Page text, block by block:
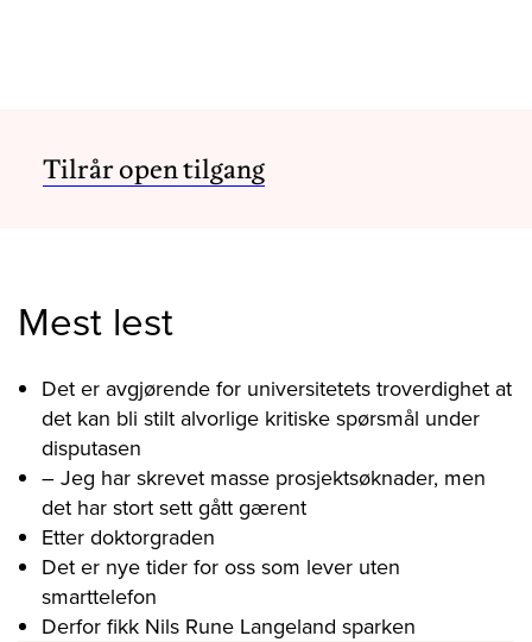
Tilrår open tilgang
Mest lest
Det er avgjørende for universitetets troverdighet at
det kan bli stilt alvorlige kritiske spørsmål under
disputasen
– Jeg har skrevet masse prosjektsøknader, men
det har stort sett gått gærent
Etter doktorgraden
Det er nye tider for oss som lever uten
smarttelefon
Derfor fikk Nils Rune Langeland sparken